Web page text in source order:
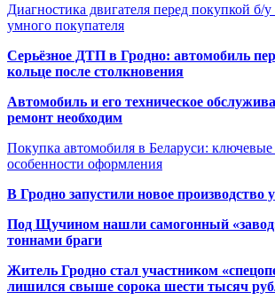
Диагностика двигателя перед покупкой б/у
умного покупателя
Серьёзное ДТП в Гродно: автомобиль
кольце после столкновения
Автомобиль и его техническое
ремонт необходим
Покупка автомобиля в Беларуси:
особенности оформления
В Гродно запустили новое производство
Под Щучином нашли самогонный
тоннами браги
Житель Гродно стал участником
лишился свыше сорока шести тысяч